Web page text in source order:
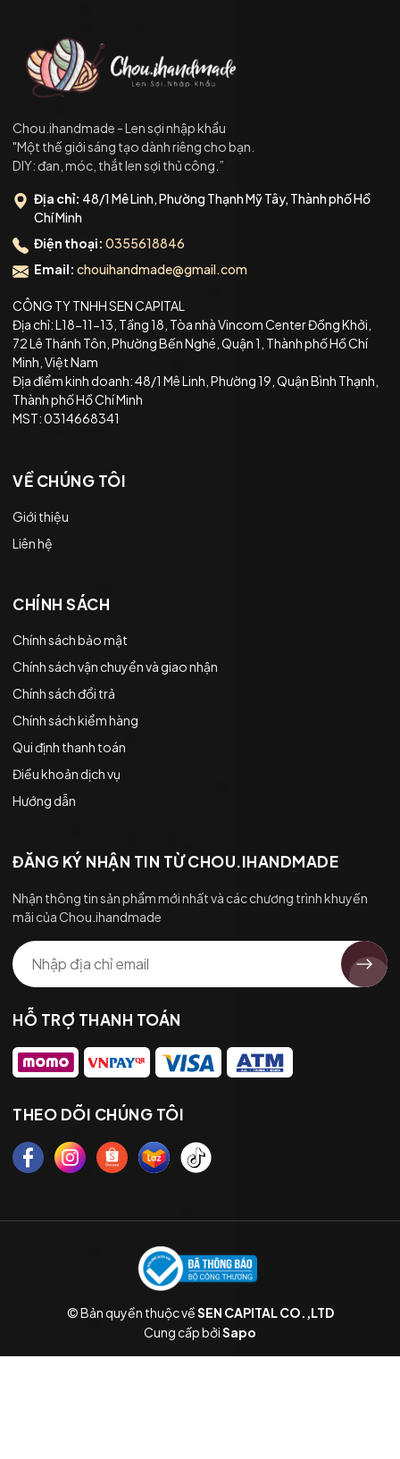
Chou.ihandmade - Len sợi nhập khẩu
"Một thế giới sáng tạo dành riêng cho bạn.
DIY: đan, móc, thắt len sợi thủ công.”
Địa chỉ: 48/1 Mê Linh, Phường Thạnh Mỹ Tây, Thành phố Hồ
Chí Minh
Điện thoại: 0355618846
Email: chouihandmade@gmail.com
CÔNG TY TNHH SEN CAPITAL
Địa chỉ: L18-11-13, Tầng 18, Tòa nhà Vincom Center Đồng Khởi,
72 Lê Thánh Tôn, Phường Bến Nghé, Quận 1, Thành phố Hồ Chí
Minh, Việt Nam
Địa điểm kinh doanh: 48/1 Mê Linh, Phường 19, Quận Bình Thạnh,
Thành phố Hồ Chí Minh
MST: 0314668341
VỀ CHÚNG TÔI
Giới thiệu
Liên hệ
CHÍNH SÁCH
Chính sách bảo mật
Chính sách vận chuyển và giao nhận
Chính sách đổi trả
Chính sách kiểm hàng
Qui định thanh toán
Điều khoản dịch vụ
Hướng dẫn
ĐĂNG KÝ NHẬN TIN TỪ CHOU.IHANDMADE
Nhận thông tin sản phẩm mới nhất và các chương trình khuyến
mãi của Chou.ihandmade
HỖ TRỢ THANH TOÁN
THEO DÕI CHÚNG TÔI
© Bản quyền thuộc vềSEN CAPITAL CO.,LTD
Cung cấp bởiSapo